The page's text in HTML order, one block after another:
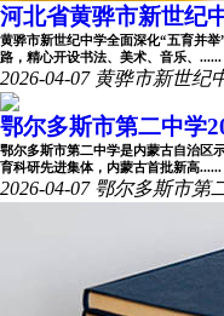
河北省黄骅市新世纪
黄骅市新世纪中学全面深化“五育并
路，精心开设书法、美术、音乐、......
2026-04-07 黄骅市新世纪
鄂尔多斯市第二中学
鄂尔多斯市第二中学是内蒙古自治区
育科研先进集体，内蒙古首批新高......
2026-04-07 鄂尔多斯市第